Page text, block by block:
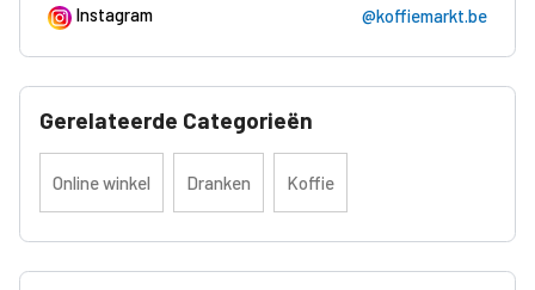
Instagram
@koffiemarkt.be
Gerelateerde Categorieën
Online winkel Dranken Koffie